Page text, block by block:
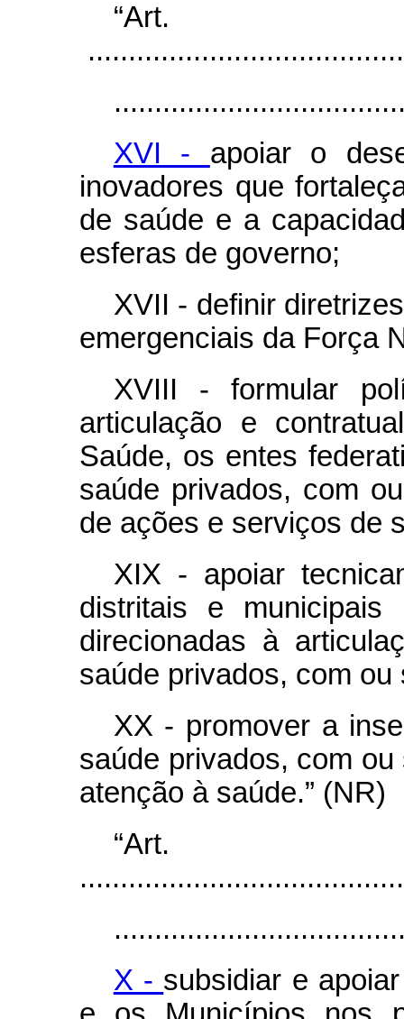
XVI - apoiar o
inovadores que
de saúde e a
esferas de governo;
XVII - definir
emergenciais da Força
XVIII - formular
articulação e
Saúde, os entes
saúde privados, com
de ações e serviços de
XIX - apoiar
distritais e municipais
direcionadas à
saúde privados, com
XX - promover a
saúde privados, com
atenção à saúde.” (NR)
X - subsidiar e